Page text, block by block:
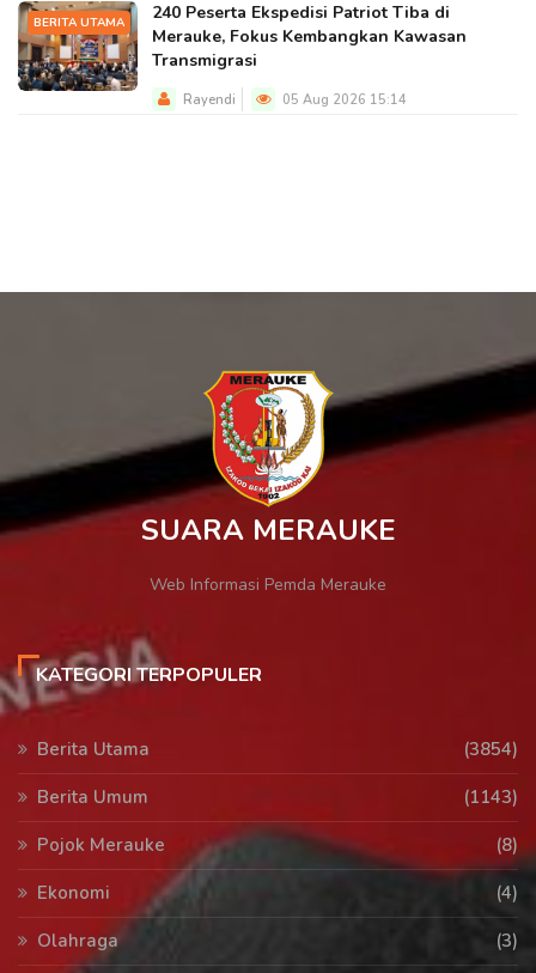
BERITA UTAMA
240 Peserta Ekspedisi Patriot Tiba di
Merauke, Fokus Kembangkan Kawasan
Transmigrasi
Rayendi 05 Aug 2026 15:14
SUARA MERAUKE
Web Informasi Pemda Merauke
KATEGORI TERPOPULER
Berita Utama
(3854)
Berita Umum
(1143)
Pojok Merauke
(8)
Ekonomi
(4)
Olahraga
(3)